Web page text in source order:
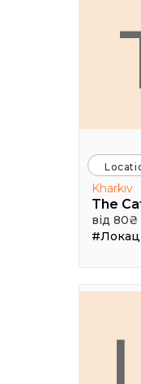
Kharkiv
від